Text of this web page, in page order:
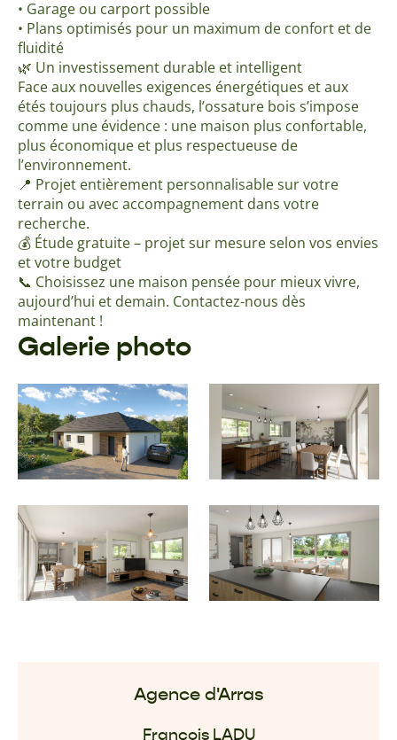
• Garage ou carport possible
• Plans optimisés pour un maximum de confort et de
fluidité
🌿 Un investissement durable et intelligent
Face aux nouvelles exigences énergétiques et aux
étés toujours plus chauds, l’ossature bois s’impose
comme une évidence : une maison plus confortable,
plus économique et plus respectueuse de
l’environnement.
📍 Projet entièrement personnalisable sur votre
terrain ou avec accompagnement dans votre
recherche.
💰 Étude gratuite – projet sur mesure selon vos envies
et votre budget
📞 Choisissez une maison pensée pour mieux vivre,
aujourd’hui et demain. Contactez-nous dès
maintenant !
Galerie photo
Agence d'Arras
François LADU